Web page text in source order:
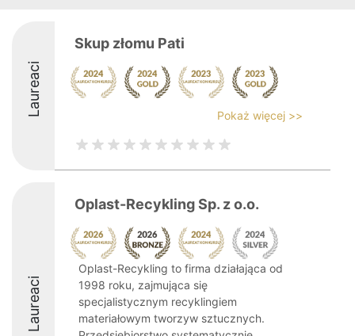
Laureaci
Skup złomu Pati
Pokaż więcej >>
Laureaci
Oplast-Recykling Sp. z o.o.
Oplast-Recykling to firma działająca od
1998 roku, zajmująca się
specjalistycznym recyklingiem
materiałowym tworzyw sztucznych.